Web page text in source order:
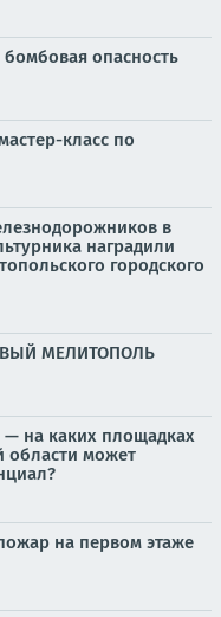
опасность
класс по
в
наградили
городского
МЕЛИТОПОЛЬ
— на каких площадках
области может
на первом этаже